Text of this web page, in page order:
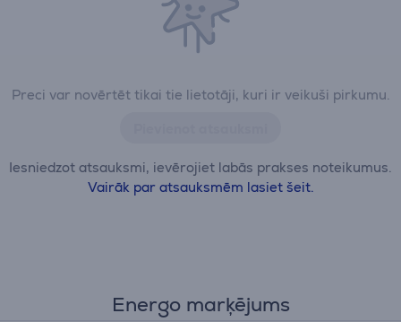
Preci var novērtēt tikai tie lietotāji, kuri ir veikuši pirkumu.
Iesniedzot atsauksmi, ievērojiet labās prakses noteikumus.
Vairāk par atsauksmēm lasiet šeit.
Energo marķējums